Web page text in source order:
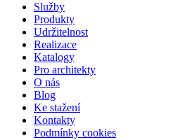
Služby
Produkty
Udržitelnost
Realizace
Katalogy
Pro architekty
O nás
Blog
Ke stažení
Kontakty
Podmínky cookies